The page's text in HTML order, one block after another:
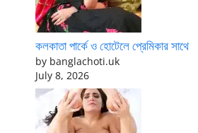
কলকাতা পার্কে ও হোটেলে প্রেমিকার সাথে
by banglachoti.uk
July 8, 2026